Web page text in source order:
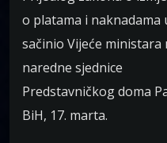
o platama i naknadama
sačinio Vijeće ministara
naredne sjednice
Predstavničkogdoma
BiH, 17. marta.